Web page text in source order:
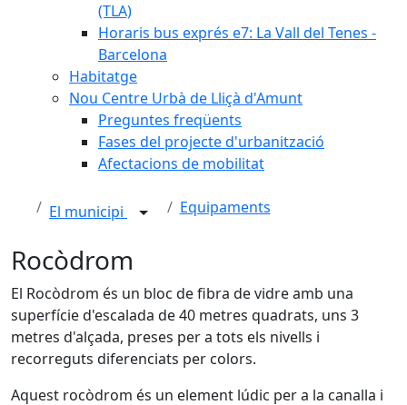
(TLA)
Horaris bus exprés e7: La Vall del Tenes -
Barcelona
Habitatge
Nou Centre Urbà de Lliçà d'Amunt
Preguntes freqüents
Fases del projecte d'urbanització
Afectacions de mobilitat
El municipi Equipaments
Rocòdrom
El Rocòdrom és un bloc de fibra de vidre amb una
superfície d'escalada de 40 metres quadrats, uns 3
metres d'alçada, preses per a tots els nivells i
recorreguts diferenciats per colors.
Aquest rocòdrom és un element lúdic per a la canalla i